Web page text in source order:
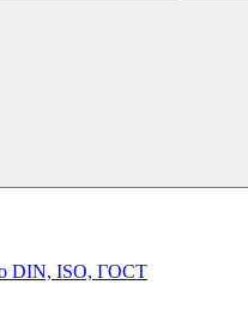
DIN, ISO, ГОСТ